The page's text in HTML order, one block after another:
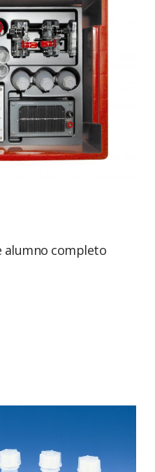
alumno completo